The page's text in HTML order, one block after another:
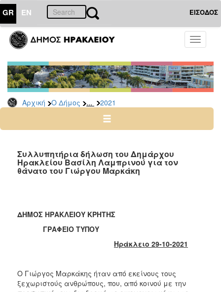
GR EN ΕΙΣΟΔΟΣ
Toggle
Αρχική Ο Δήμος ... 2021
ΔΗΜΟΣ
Δελτία
Τύπου
Αρχείο
2026
2024
2022
2013
Συλλυπητήρια δήλωση του Δημάρχου
Ηρακλείου Βασίλη Λαμπρινού για τον
θάνατο του Γιώργου Μαρκάκη
ΔΗΜΟΣ ΗΡΑΚΛΕΙΟΥ ΚΡΗΤΗΣ
ΓΡΑΦΕΙΟ ΤΥΠΟΥ
Ηράκλειο 29-10-2021
O Γιώργος Μαρκάκης ήταν από εκείνους τους
ξεχωριστούς ανθρώπους, που, από κοινού με την